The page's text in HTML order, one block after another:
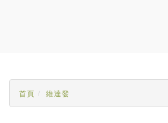
首頁 維達發